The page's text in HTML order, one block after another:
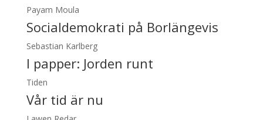
Payam Moula
Socialdemokrati på Borlängevis
Sebastian Karlberg
I papper: Jorden runt
Tiden
Vår tid är nu